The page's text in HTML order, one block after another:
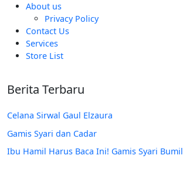
About us
Privacy Policy
Contact Us
Services
Store List
Berita Terbaru
Celana Sirwal Gaul Elzaura
Gamis Syari dan Cadar
Ibu Hamil Harus Baca Ini! Gamis Syari Bumil